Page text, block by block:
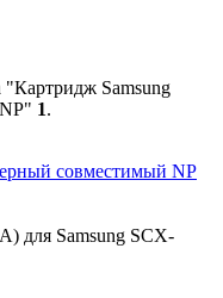
"Картридж Samsung
1.
совместимый NP
для Samsung SCX-